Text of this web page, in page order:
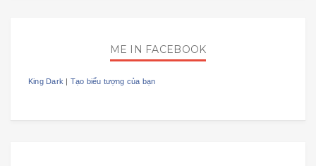
ME IN FACEBOOK
King Dark | Tạo biểu tượng của bạn